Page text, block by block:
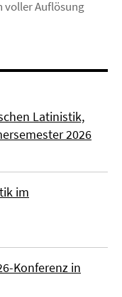
voller Auflösung
Latinistik,
2026
im
Konferenz in